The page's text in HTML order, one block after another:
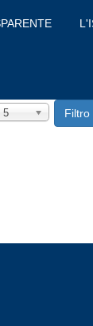
5 Filtro